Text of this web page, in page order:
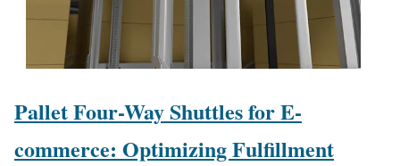
Pallet Four-Way Shuttles for E-
commerce: Optimizing Fulfillment